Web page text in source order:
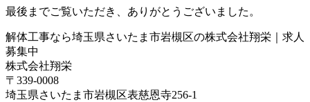
最後までご覧いただき、ありがとうございました。
解体工事なら埼玉県さいたま市岩槻区の株式会社翔栄｜求人
募集中
株式会社翔栄
〒339-0008
埼玉県さいたま市岩槻区表慈恩寺256-1